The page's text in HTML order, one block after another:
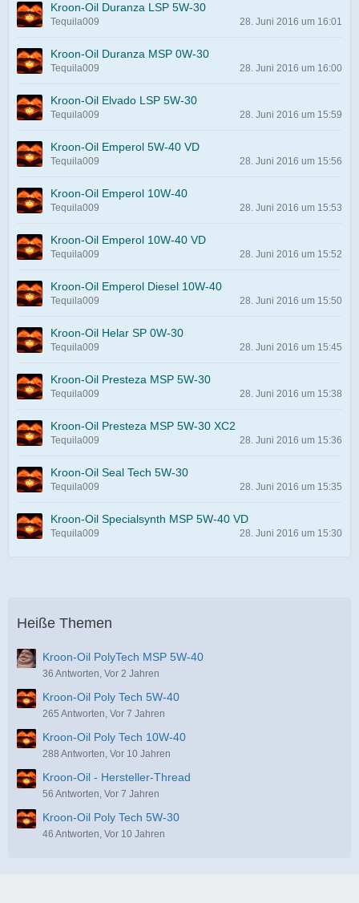
Kroon-Oil Duranza LSP 5W-30
Tequila009 28. Juni 2016 um 16:01
Kroon-Oil Duranza MSP 0W-30
Tequila009 28. Juni 2016 um 16:00
Kroon-Oil Elvado LSP 5W-30
Tequila009 28. Juni 2016 um 15:59
Kroon-Oil Emperol 5W-40 VD
Tequila009 28. Juni 2016 um 15:56
Kroon-Oil Emperol 10W-40
Tequila009 28. Juni 2016 um 15:53
Kroon-Oil Emperol 10W-40 VD
Tequila009 28. Juni 2016 um 15:52
Kroon-Oil Emperol Diesel 10W-40
Tequila009 28. Juni 2016 um 15:50
Kroon-Oil Helar SP 0W-30
Tequila009 28. Juni 2016 um 15:45
Kroon-Oil Presteza MSP 5W-30
Tequila009 28. Juni 2016 um 15:38
Kroon-Oil Presteza MSP 5W-30 XC2
Tequila009 28. Juni 2016 um 15:36
Kroon-Oil Seal Tech 5W-30
Tequila009 28. Juni 2016 um 15:35
Kroon-Oil Specialsynth MSP 5W-40 VD
Tequila009 28. Juni 2016 um 15:30
Heiße Themen
Kroon-Oil PolyTech MSP 5W-40
36 Antworten, Vor 2 Jahren
Kroon-Oil Poly Tech 5W-40
265 Antworten, Vor 7 Jahren
Kroon-Oil Poly Tech 10W-40
288 Antworten, Vor 10 Jahren
Kroon-Oil - Hersteller-Thread
56 Antworten, Vor 7 Jahren
Kroon-Oil Poly Tech 5W-30
46 Antworten, Vor 10 Jahren